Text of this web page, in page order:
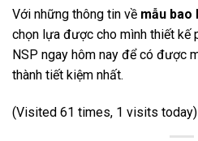
Với những thông tin về mẫu bao
chọn lựa được cho mình thiết kế
NSP ngay hôm nay để có được
thành tiết kiệm nhất.
(Visited 61 times, 1 visits today)